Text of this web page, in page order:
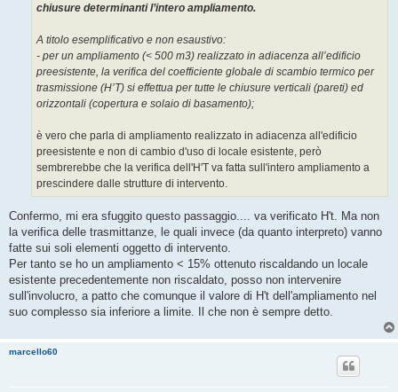
chiusure determinanti l’intero ampliamento.
A titolo esemplificativo e non esaustivo:
- per un ampliamento (< 500 m3) realizzato in adiacenza all’edificio
preesistente, la verifica del coefficiente globale di scambio termico per
trasmissione (H’T) si effettua per tutte le chiusure verticali (pareti) ed
orizzontali (copertura e solaio di basamento);
è vero che parla di ampliamento realizzato in adiacenza all'edificio
preesistente e non di cambio d'uso di locale esistente, però
sembrerebbe che la verifica dell'H'T va fatta sull'intero ampliamento a
prescindere dalle strutture di intervento.
Confermo, mi era sfuggito questo passaggio.... va verificato H't. Ma non
la verifica delle trasmittanze, le quali invece (da quanto interpreto) vanno
fatte sui soli elementi oggetto di intervento.
Per tanto se ho un ampliamento < 15% ottenuto riscaldando un locale
esistente precedentemente non riscaldato, posso non intervenire
sull'involucro, a patto che comunque il valore di H't dell'ampliamento nel
suo complesso sia inferiore a limite. Il che non è sempre detto.
marcello60